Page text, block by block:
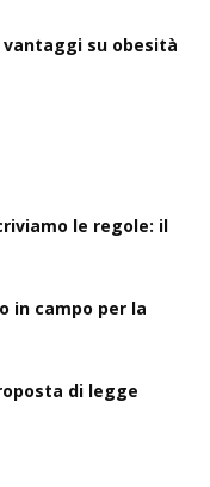
su obesità
le regole: il
in campo per la
di legge